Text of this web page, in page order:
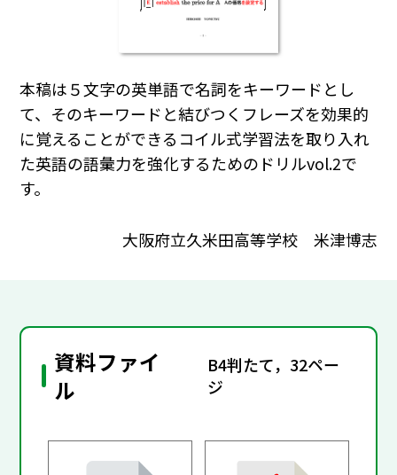
本稿は５文字の英単語で名詞をキーワードとし
て、そのキーワードと結びつくフレーズを効果的
に覚えることができるコイル式学習法を取り入れ
た英語の語彙力を強化するためのドリルvol.2で
す。
大阪府立久米田高等学校 米津博志
資料ファイ
ル
B4判たて，32ペー
ジ